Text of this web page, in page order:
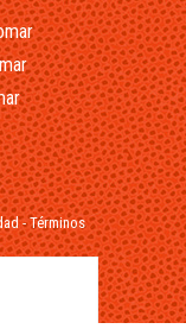
-Términos